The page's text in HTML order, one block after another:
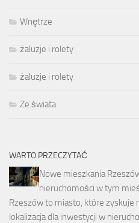
Wnętrze
żaluzje i rolety
żaluzje i rolety
Ze świata
WARTO PRZECZYTAĆ
Nowe mieszkania
nieruchomości w tym
Rzeszów to miasto, które zyskuje
lokalizacja dla inwestycji w